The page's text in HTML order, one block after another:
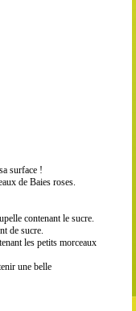
surface !
de Baies roses.
contenant le sucre.
de sucre.
les petits morceaux
une belle